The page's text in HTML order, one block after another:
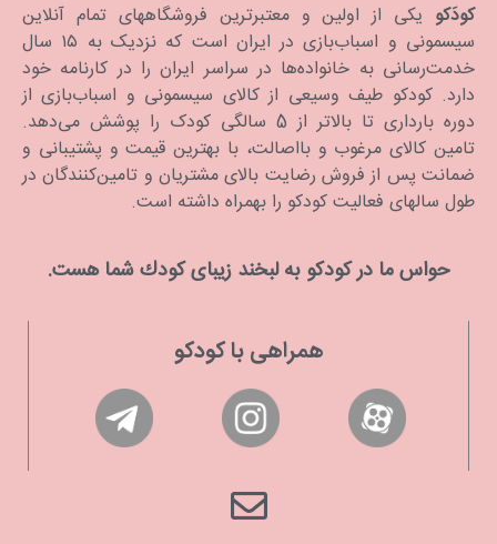
کودَکو یکی از اولین و معتبرترین فروشگاههای تمام آنلاین
سیسمونی و اسباب‌بازی در ایران است که نزدیک به ۱۵ سال
خدمت‌رسانی به خانواده‌ها در سراسر ایران را در کارنامه خود
دارد. كودكو طیف وسیعی از کالای سیسمونی و اسباب‌بازی از
دوره بارداری تا بالاتر از 5 سالگی کودک را پوشش می‌دهد.
تامین کالای مرغوب و بااصالت، با بهترین قیمت و پشتیبانی و
ضمانت پس از فروش رضایت بالای مشتریان و تامین‌کنندگان در
طول سالهای فعالیت کودکو را بهمراه داشته است.
حواس ما در كودكو به لبخند زیبای كودك شما هست.
همراهی با کودکو